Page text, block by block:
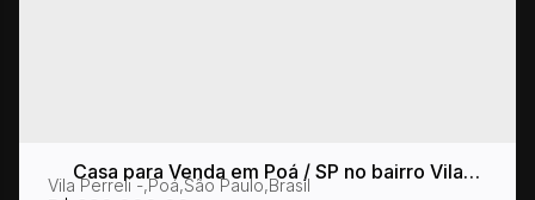
Casa para Venda em Poá / SP no bairro Vila
Perreli
Vila Perreli ,Poá,São Paulo,Brasil